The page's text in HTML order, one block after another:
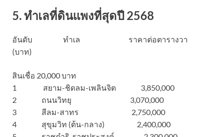
5. ทำเลที่ดินแพงที่สุดปี 2568
อันดับ ทำเล ราคาต่อตารางวา
(บาท)
สินเชื่อ 20,000 บาท
1 สยาม-ชิดลม-เพลินจิต 3,850,000
2 ถนนวิทยุ 3,070,000
3 สีลม-สาทร 2,750,000
4 สุขุมวิท (ต้น-กลาง) 2,400,000